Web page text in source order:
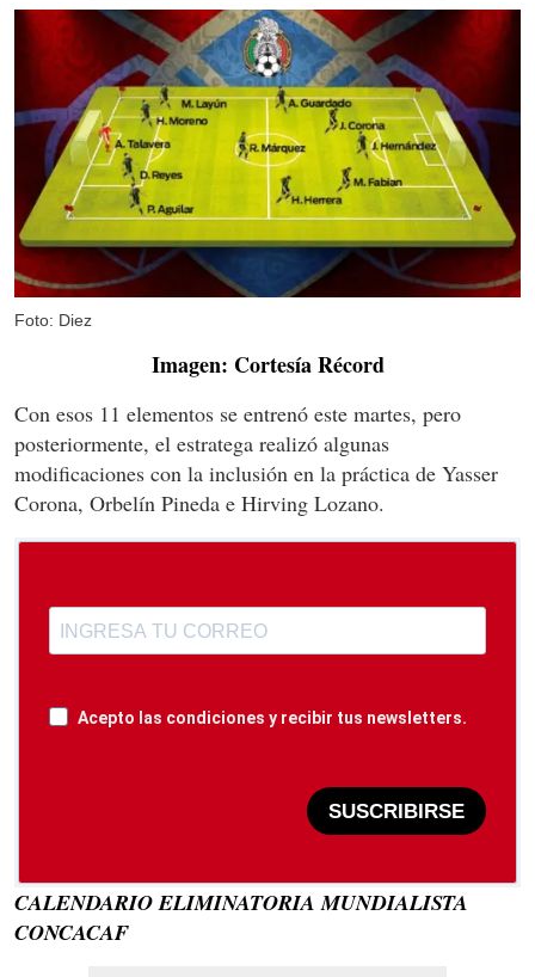
Foto: Diez
Imagen: Cortesía Récord
Con esos 11 elementos se entrenó este martes, pero
posteriormente, el estratega realizó algunas
modificaciones con la inclusión en la práctica de Yasser
Corona, Orbelín Pineda e Hirving Lozano.
Acepto las condiciones y recibir tus newsletters.
SUSCRIBIRSE
CALENDARIO ELIMINATORIA MUNDIALISTA
CONCACAF